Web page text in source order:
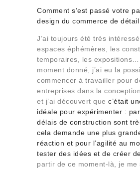
Comment s’est passé votre
design du commerce de
J’ai toujours été très
espaces éphémères, les
temporaires, les expositions…
moment donné, j’ai eu la
commencer à travailler pour
entreprises dans la
et j’ai découvert que c’était
idéale pour expérimenter :
délais de construction sont
cela demande une plus
réaction et pour l’agilité au
tester des idées et de créer
partir de ce moment-là, je me